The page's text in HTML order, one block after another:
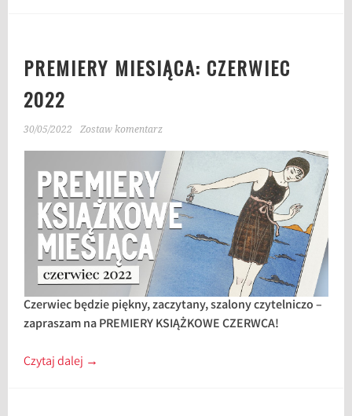
PREMIERY MIESIĄCA: CZERWIEC
2022
30/05/2022 Zostaw komentarz
Czerwiec będzie piękny, zaczytany, szalony czytelniczo –
zapraszam na PREMIERY KSIĄŻKOWE CZERWCA!
Czytaj dalej →